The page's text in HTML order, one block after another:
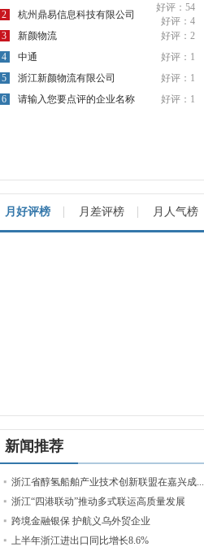
好评：54
2 杭州鼎易信息科技有限公司
好评：4
3
新颜物流
好评：2
4
中通
好评：1
5
浙江新颜物流有限公司
好评：1
6
请输入您要点评的企业名称 好评：1
月好评榜 月差评榜 月人气榜
新闻推荐
浙江省醇氢船舶产业技术创新联盟在嘉兴成...
浙江“四港联动”推动多式联运高质量发展
跨境金融银保 护航义乌外贸企业
上半年浙江进出口同比增长8.6%